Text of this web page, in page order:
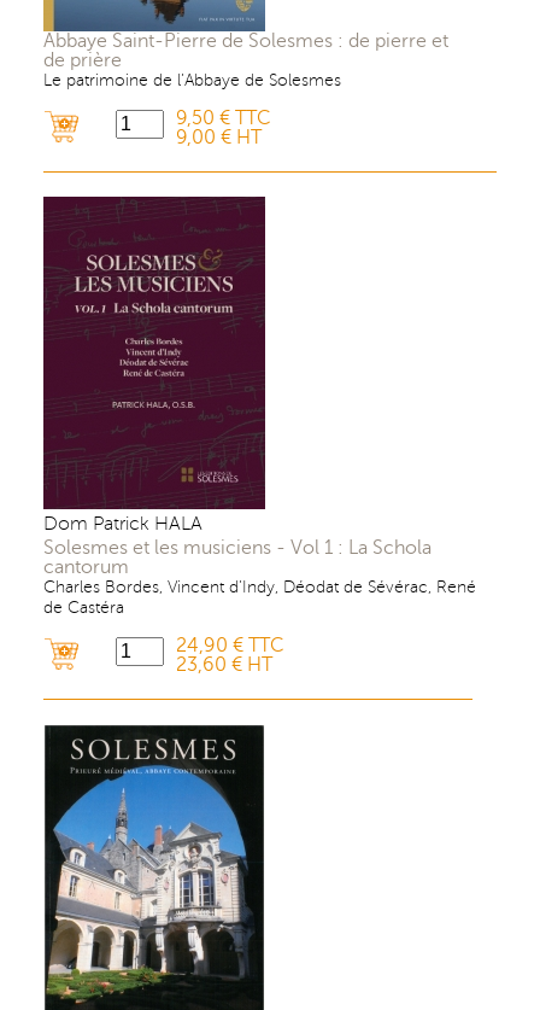
Abbaye Saint-Pierre de Solesmes : de pierre et
de prière
Le patrimoine de l’Abbaye de Solesmes
9,50 € TTC
9,00 € HT
Dom Patrick HALA
Solesmes et les musiciens - Vol 1 : La Schola
cantorum
Charles Bordes, Vincent d’Indy, Déodat de Sévérac, René
de Castéra
24,90 € TTC
23,60 € HT